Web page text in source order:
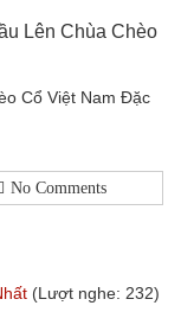
Lên Chùa Chèo
Cổ Việt Nam Đặc
No Comments
(Lượt nghe: 232)